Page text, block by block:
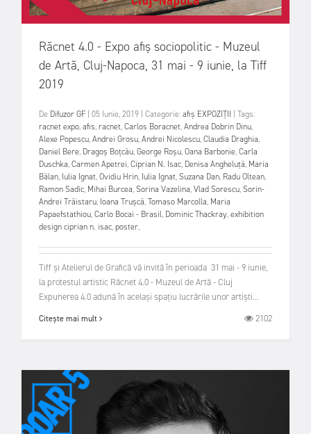
Răcnet 4.0 - Expo afiș sociopolitic - Muzeul
de Artă, Cluj-Napoca, 31 mai - 9 iunie, la Tiff
2019
De Difuzor GF 05 Iunie, 2019 Categorie:afiș EXPOZIȚII
Tags:
racnet expo,afis,racnet,Carlos Boracnet,Andrea Dobrin Dinu,
Alexe Popescu,Andrei Grosu,Andrei Nicolescu,Claudia Draghia,
Daniel Bere, Dragoș Boțcău,George Roșu,Oana Barbonie,Carla
Duschka,Carmen Apetrei,Ciprian N. Isac, Denisa Angheluță, Maria
Bălan, Iulia Ignat,Ovidiu Hrin, Iulia Ignat,Suzana Dan, Radu Oltean,
Ramon Sadîc, Mihai Burcea,Sorina Vazelina,Vlad Sorescu,Sorin-
Andrei Trăistaru, Ioana Trușcă,Tomaso Marcolla, Maria
Papaefstathiou,Carlo Bocai - Brasil, Dominic Thackray,exhibition
design ciprian n. isac,poster,
Tiff și Atelierul de Grafică vă invită în perioada 31 mai - 9 iunie,
la protestul artistic Răcnet 4.0 - Muzeul de Artă - Cluj
Expunerea 4.0 adună în același spațiu lucrările unor artiști...
Citește mai mult 2102